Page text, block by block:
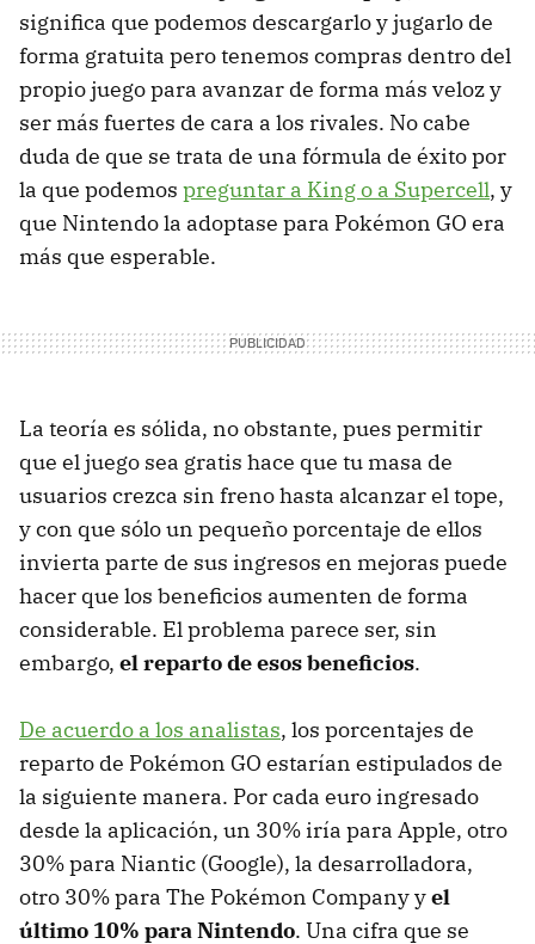
significa que podemos descargarlo y jugarlo de
forma gratuita pero tenemos compras dentro del
propio juego para avanzar de forma más veloz y
ser más fuertes de cara a los rivales. No cabe
duda de que se trata de una fórmula de éxito por
la que podemos preguntar a King o a Supercell, y
que Nintendo la adoptase para Pokémon GO era
más que esperable.
La teoría es sólida, no obstante, pues permitir
que el juego sea gratis hace que tu masa de
usuarios crezca sin freno hasta alcanzar el tope,
y con que sólo un pequeño porcentaje de ellos
invierta parte de sus ingresos en mejoras puede
hacer que los beneficios aumenten de forma
considerable. El problema parece ser, sin
embargo, el reparto de esos beneficios.
De acuerdo a los analistas, los porcentajes de
reparto de Pokémon GO estarían estipulados de
la siguiente manera. Por cada euro ingresado
desde la aplicación, un 30% iría para Apple, otro
30% para Niantic (Google), la desarrolladora,
otro 30% para The Pokémon Company yel
último 10% para Nintendo. Una cifra que se